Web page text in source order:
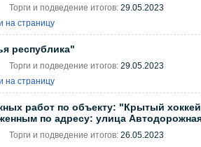
Торги и подведение итогов: 29.05.2023
на страницу
республика"
Торги и подведение итогов: 29.05.2023
на страницу
работ по объекту: "Крытый
по адресу: улица
Торги и подведение итогов: 26.05.2023